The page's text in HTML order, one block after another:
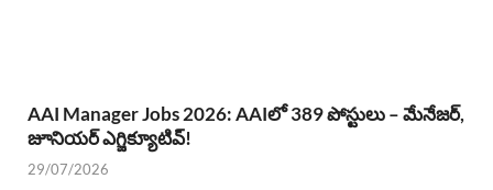
AAI Manager Jobs 2026: AAIలో 389 పోస్టులు – మేనేజర్,
జూనియర్ ఎగ్జిక్యూటివ్!
29/07/2026